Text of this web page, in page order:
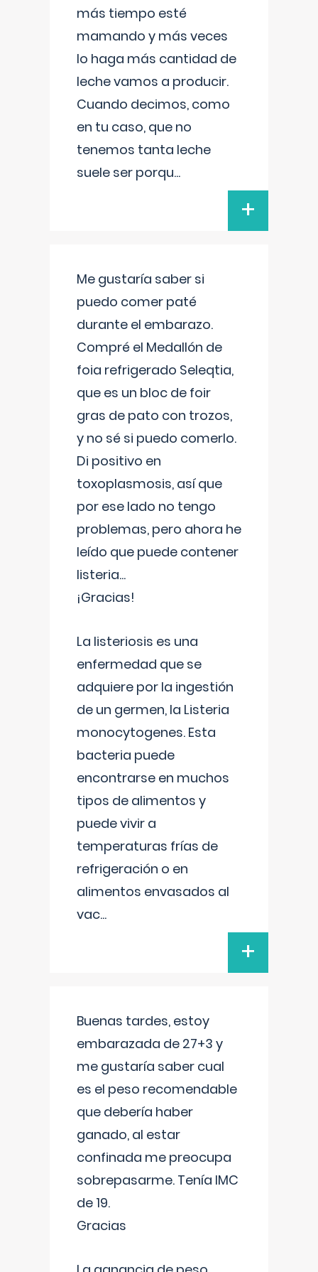
más tiempo esté
mamando y más veces
lo haga más cantidad de
leche vamos a producir.
Cuando decimos, como
en tu caso, que no
tenemos tanta leche
suele ser porqu...
+
Me gustaría saber si
puedo comer paté
durante el embarazo.
Compré el Medallón de
foia refrigerado Seleqtia,
que es un bloc de foir
gras de pato con trozos,
y no sé si puedo comerlo.
Di positivo en
toxoplasmosis, así que
por ese lado no tengo
problemas, pero ahora he
leído que puede contener
listeria...
¡Gracias!
La listeriosis es una
enfermedad que se
adquiere por la ingestión
de un germen, la Listeria
monocytogenes. Esta
bacteria puede
encontrarse en muchos
tipos de alimentos y
puede vivir a
temperaturas frías de
refrigeración o en
alimentos envasados al
vac...
+
Buenas tardes, estoy
embarazada de 27+3 y
me gustaría saber cual
es el peso recomendable
que debería haber
ganado, al estar
confinada me preocupa
sobrepasarme. Tenía IMC
de 19.
Gracias